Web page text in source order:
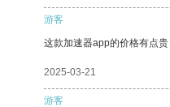
游客
这款加速器app的价格有点
2025-03-21
游客